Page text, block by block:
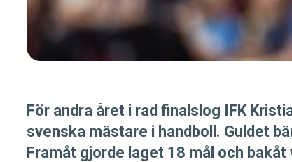
För andra året i rad finalslog IFK
svenska mästare i handboll. Guldet
Framåt gjorde laget 18 mål och